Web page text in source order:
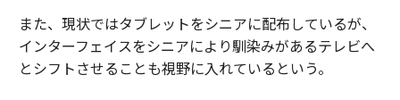
また、現状ではタブレットをシニアに配布しているが、
インターフェイスをシニアにより馴染みがあるテレビへ
とシフトさせることも視野に入れているという。